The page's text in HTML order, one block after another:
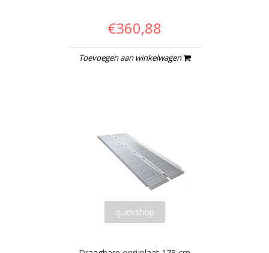
€360,88
Toevoegen aan winkelwagen
quickshop